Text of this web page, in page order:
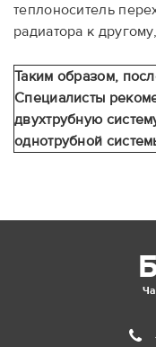
теплоноситель
радиатора к
Таким образом,
Специалисты
двухтрубную
однотрубной